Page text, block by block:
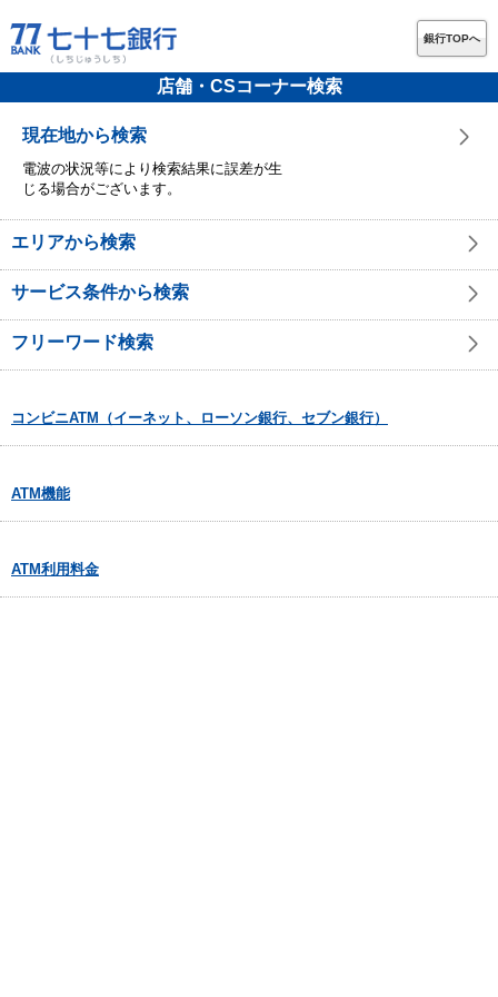
銀行TOPへ
店舗・CSコーナー検索
現在地から検索
電波の状況等により検索結果に誤差が生
じる場合がございます。
エリアから検索
サービス条件から検索
フリーワード検索
コンビニATM（イーネット、ローソン銀行、セブン銀行）
ATM機能
ATM利用料金